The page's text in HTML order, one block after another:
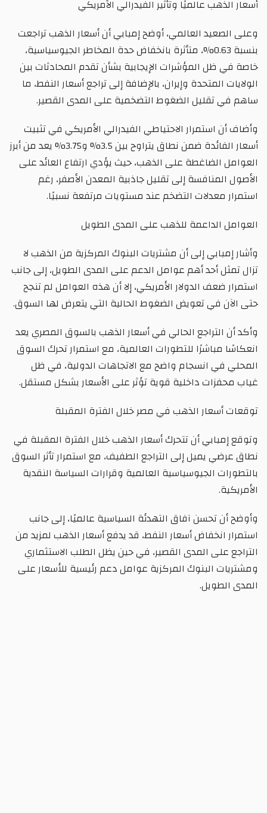
أسعار الذهب عالميًا وتأثير الفيدرالي الأمريكي
وعلى الصعيد العالمي، أوضح إمبابي أن أسعار الذهب تراجعت
بنسبة 0.63%، متأثرة بانخفاض حدة المخاطر الجيوسياسية،
خاصة في ظل المؤشرات الإيجابية بشأن تقدم المحادثات بين
الولايات المتحدة وإيران، بالإضافة إلى تراجع أسعار النفط، ما
ساهم في تقليل الضغوط التضخمية على المدى القصير.
وأضاف أن استمرار الاحتياطي الفيدرالي الأمريكي في تثبيت
أسعار الفائدة ضمن نطاق يتراوح بين 3.5% و3.75% يعد من أبرز
العوامل الضاغطة على الذهب، حيث يؤدي ارتفاع العائد على
الأصول المنافسة إلى تقليل جاذبية المعدن الأصفر، رغم
استمرار معدلات التضخم عند مستويات مرتفعة نسبيًا.
العوامل الداعمة للذهب على المدى الطويل
وأشار إمبابي إلى أن مشتريات البنوك المركزية من الذهب لا
تزال تمثل أحد أهم عوامل الدعم على المدى الطويل، إلى جانب
استمرار ضعف الدولار الأمريكي، إلا أن هذه العوامل لم تنجح
حتى الآن في تعويض الضغوط الحالية التي يتعرض لها السوق.
وأكد أن التراجع الحالي في أسعار الذهب بالسوق المصري يعد
انعكاسًا مباشرًا للتطورات العالمية، مع استمرار تحرك السوق
المحلي في انسجام واضح مع الاتجاهات الدولية، في ظل
غياب محفزات داخلية قوية تؤثر على الأسعار بشكل مستقل.
توقعات أسعار الذهب في مصر خلال الفترة المقبلة
وتوقع إمبابي أن تتحرك أسعار الذهب خلال الفترة المقبلة في
نطاق عرضي يميل إلى التراجع الطفيف، مع استمرار تأثر السوق
بالتطورات الجيوسياسية العالمية وقرارات السياسة النقدية
الأمريكية.
وأوضح أن تحسن آفاق التهدئة السياسية عالميًا، إلى جانب
استمرار انخفاض أسعار النفط، قد يدفع أسعار الذهب لمزيد من
التراجع على المدى القصير، في حين يظل الطلب الاستثماري
ومشتريات البنوك المركزية عوامل دعم رئيسية للأسعار على
المدى الطويل.